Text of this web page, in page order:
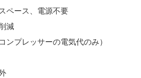
ペース、電源不要
減
ンプレッサーの電気代のみ）